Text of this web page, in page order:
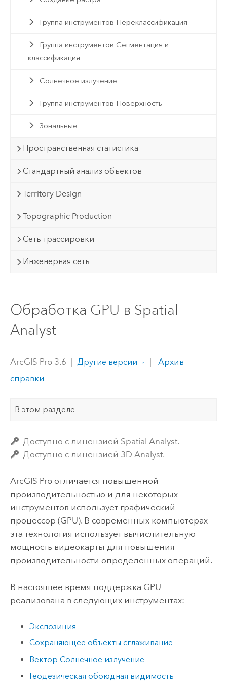
Группа инструментов Переклассификация
Группа инструментов Сегментация и
классификация
Солнечное излучение
Группа инструментов Поверхность
Зональные
Пространственная статистика
Стандартный анализ объектов
Territory Design
Topographic Production
Сеть трассировки
Инженерная сеть
Обработка GPU в Spatial
Analyst
ArcGIS Pro 3.6 Другие версии
Архив
справки
В этом разделе
Доступно с лицензией Spatial Analyst.
Доступно с лицензией 3D Analyst.
ArcGIS Proотличается повышенной
производительностью и для некоторых
инструментов использует графический
процессор (GPU). В современных компьютерах
эта технология использует вычислительную
мощность видеокарты для повышения
производительности определенных операций.
В настоящее время поддержка GPU
реализована в следующих инструментах:
Экспозиция
Сохраняющее объекты сглаживание
Вектор Солнечное излучение
Геодезическая обоюдная видимость